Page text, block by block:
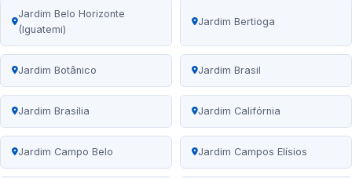
Jardim Belo Horizonte
(Iguatemi)
Jardim Bertioga
Jardim Botânico Jardim Brasil
Jardim Brasília Jardim Califórnia
Jardim Campo Belo Jardim Campos Elísios